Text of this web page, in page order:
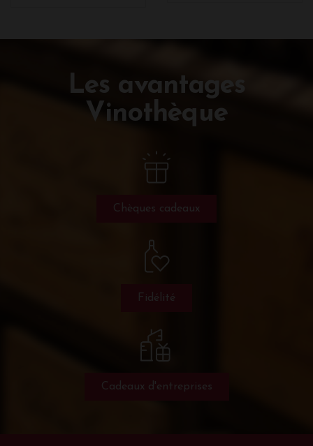
Les avantages
Vinothèque
Chèques cadeaux
Fidélité
Cadeaux d'entreprises